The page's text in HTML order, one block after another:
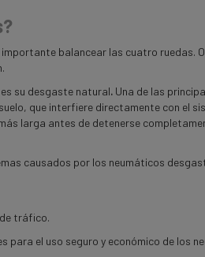
balancear las cuatro ruedas.
su desgaste natural. Una de las
que interfiere directamente con el
larga antes de detenerse
causados por los neumáticos
tráfico.
el uso seguro y económico de los